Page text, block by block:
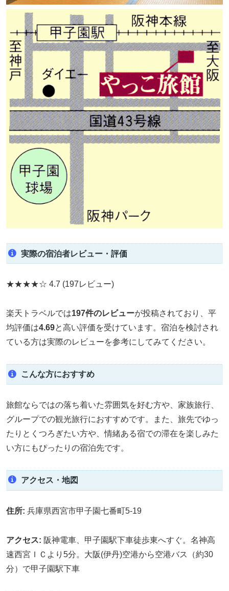
実際の宿泊者レビュー・評価
★★★★☆ 4.7 (197レビュー)
楽天トラベルでは197件のレビューが投稿されており、平
均評価は4.69と高い評価を受けています。宿泊を検討され
ている方は実際のレビューを参考にしてみてください。
こんな方におすすめ
旅館ならではの落ち着いた雰囲気を好む方や、家族旅行、
グループでの観光旅行におすすめです。また、旅先でゆっ
たりとくつろぎたい方や、情緒ある宿での滞在を楽しみた
い方にもぴったりの宿泊先です。
アクセス・地図
住所: 兵庫県西宮市甲子園七番町5-19
アクセス: 阪神電車、甲子園駅下車徒歩東へすぐ。名神高
速西宮ＩＣより5分。大阪(伊丹)空港から空港バス（約30
分）で甲子園駅下車